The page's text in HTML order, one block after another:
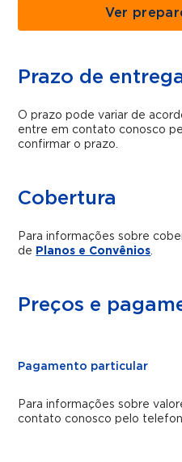
Ver
Prazo de
O prazo pode variar de
entre em contato conosco
confirmar o prazo.
Cobertura
Para informações sobre
de Planos e Convênios.
Preços e
Pagamento particular
Para informações sobre
contato conosco pelo